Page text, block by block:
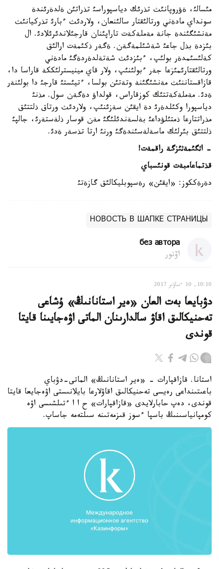
مئسالئ، ةؤروپانئث تذرئك دياسپوراسئ تذراتئن ةلدةرئندة
سونداي مادةني ورتالئقتار سالئنعان، ولاردئث ءبارئ تذركيانئث
مةنشئگئندة جانة مةملةكةت تاراپئنان قارجئلاندئرئلادئ. ال
بئزدة بذل جاعئ شةشئلمةگةن. ةگةر ذكئمةت ارالئق
كةلئسئمدةر بولئپ، ءبئزدئث شةتةلدةردةگئ مادةني
ورتالئقتارئمئزعا جةر ءبولئنئپ، ولار قاي مينيسترلئككة قاراسا دا،
قازاقستاننئث مةنشئگئنة وتةتئن بولسا، ءتيئستئ قارجئ دا بولئنةر
ةدئ. مةملةكةتتئك كوزقاراس، قولداؤ دةگةن سول. مذنئ
دياسپورا وكئلدةرئ دة ايقئن سةزئنئپ، ولاردئث ورتاق ذلتتئق
مذراتتارعا ذمتئلؤداعئ بةلسةندئلئگئ مةن قوسار ذلةستةرئ، جالپئ
ذلتتئق بئرلئك ماسةلةسئندةگئ ورنئ ارتا تذسةر ةدئ.
- اثگئمةثئزگة راقمةت!
قذتماعامبةت قونئسباي
دةرةككوز: «ايقئن» رةسپوبليكالئق گازةتئ
НОВОСТЬ В ШАПКЕ СТРАНИЦЫ
без автора
اۆتور
10:10, 10 ءساۋىر 2017
دۋبايعا بەت العان «ەير استانانىڭ» ۇشاعى
تەحنيكالىق اقاۋ سالدارىنان الماتى اۋەجايىنا قايتا
قوندى
استانا. قازاقپارات - «ەير استانانىڭ» الماتى-دۋباي
باعىتىنداعى رەيسى تەحنيكالىق اقاۋلارعا بايلانىستى اۋەجايعا قايتا
قوندى، دەپ حابارلايدى «قازاقپارات» ح ا ا ءتىلشىسى اۋە
كومپانياسىنىڭ باسپا ءسوز قىزمەتىنە سىلتەمە جاساپ.